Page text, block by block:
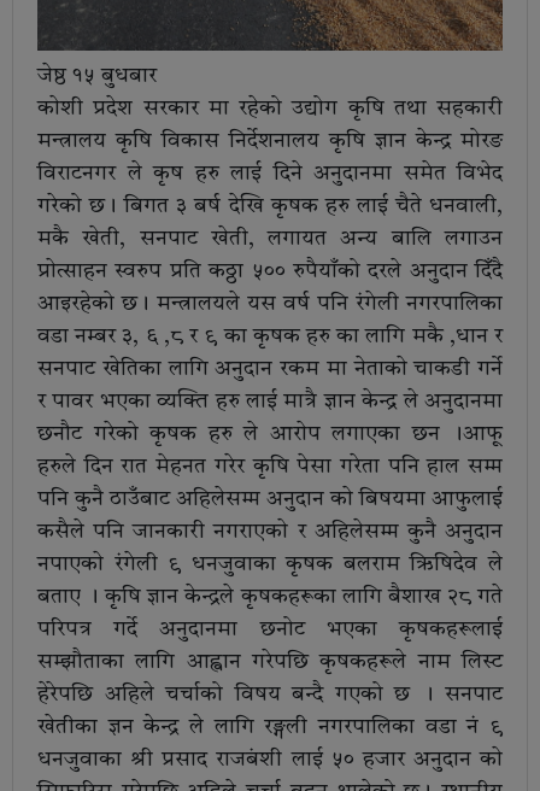
जेष्ठ १५ बुधबार
काेशी प्रदेश सरकार मा रहेको उद्योग कृषि तथा सहकारी
मन्त्रालय कृषि विकास निर्देशनालय कृषि ज्ञान केन्द्र मोरङ
विराटनगर ले कृष हरु लाई दिने अनुदानमा समेत विभेद
गरेको छ। बिगत ३ बर्ष देखि कृषक हरु लाई चैते धनवाली,
मकै खेती, सनपाट खेती, लगायत अन्य बालि लगाउन
प्राेत्साहन स्वरुप प्रति कठ्ठा ५०० रुपैयाँको दरले अनुदान दिँदै
आइरहेको छ। मन्त्रालयले यस वर्ष पनि रंगेली नगरपालिका
वडा नम्बर ३, ६ ,८ र ९ का कृषक हरु का लागि मकै ,धान र
सनपाट खेतिका लागि अनुदान रकम मा नेताकाे चाकडी गर्ने
र पावर भएका व्यक्ति हरु लाई मात्रै ज्ञान केन्द्र ले अनुदानमा
छनाैट गरेको कृषक हरु ले आराेप लगाएका छन ।आफू
हरुले दिन रात मेहनत गरेर कृषि पेसा गरेता पनि हाल सम्म
पनि कुनै ठाउँबाट अहिलेसम्म अनुदान काे बिषयमा आफुलाई
कसैले पनि जानकारी नगराएकाे र अहिलेसम्म कुनै अनुदान
नपाएकाे रंगेली ९ धनजुवाका कृषक बलराम ऋिषिदेव ले
बताए । कृषि ज्ञान केन्द्रले कृषकहरूका लागि बैशाख २८ गते
परिपत्र गर्दे अनुदानमा छनोट भएका कृषकहरूलाई
सम्झौताका लागि आह्वान गरेपछि कृषकहरूले नाम लिस्ट
हेरेपछि अहिले चर्चाको विषय बन्दै गएको छ । सनपाट
खेतीका ज्ञन केन्द्र ले लागि रङ्गली नगरपालिका वडा नं ९
धनजुवाका श्री प्रसाद राजबंशी लाई ५० हजार अनुदान काे